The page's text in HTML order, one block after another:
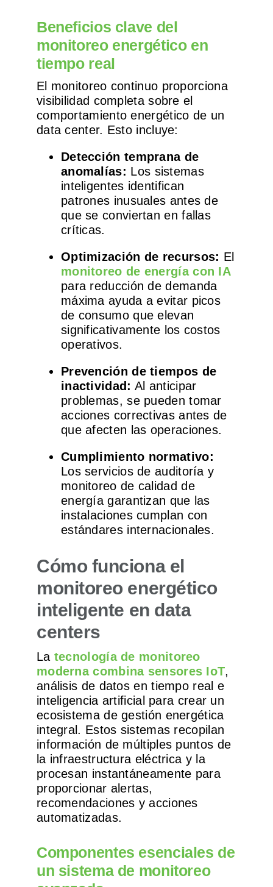
Beneficios clave del
monitoreo energético en
tiempo real
El monitoreo continuo proporciona
visibilidad completa sobre el
comportamiento energético de un
data center. Esto incluye:
Detección temprana de
anomalías: Los sistemas
inteligentes identifican
patrones inusuales antes de
que se conviertan en fallas
críticas.
Optimización de recursos: El
monitoreo de energía con IA
para reducción de demanda
máxima ayuda a evitar picos
de consumo que elevan
significativamente los costos
operativos.
Prevención de tiempos de
inactividad: Al anticipar
problemas, se pueden tomar
acciones correctivas antes de
que afecten las operaciones.
Cumplimiento normativo:
Los servicios de auditoría y
monitoreo de calidad de
energía garantizan que las
instalaciones cumplan con
estándares internacionales.
Cómo funciona el
monitoreo energético
inteligente en data
centers
La tecnología de monitoreo
moderna combina sensores IoT,
análisis de datos en tiempo real e
inteligencia artificial para crear un
ecosistema de gestión energética
integral. Estos sistemas recopilan
información de múltiples puntos de
la infraestructura eléctrica y la
procesan instantáneamente para
proporcionar alertas,
recomendaciones y acciones
automatizadas.
Componentes esenciales de
un sistema de monitoreo